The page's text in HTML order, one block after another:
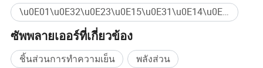
\u0E01\u0E32\u0E23\u0E15\u0E31\u0E14\u0E40\u0E09\u0E37\u0E2D\u0E19 CNC \u0E0A\u0E34\u0E49\u0E19\u0E2A\u0E48\u0E27\u0E19\u0E2D\u0E30\u0E25\u0E39\u0E21\u0E34\u0E40\u0E19\u0E35\u0E22\u0E21\u0E0A\u0E34\u0E49\u0E19\u0E2A\u0E48\u0E27\u0E19\u0E40\u0E04\u0E23\u0E37\u0E48\u0E2D\u0E07\u0E08\u0E31\u0E01\u0E23\u0E0A\u0E34\u0E49\u0E19\u0E2A\u0E48\u0E27\u0E19\u0E17\u0E35\u0E48\u0E01\u0E33\u0E2B\u0E19\u0E14\u0E40\u0E2D\u0E07\u0E2E\u0E32\u0E23\u0E4C\u0E14\u0E41\u0E27\u0E23\u0E4C\u0E0A\u0E34\u0E49\u0E19\u0E2A\u0E48\u0E27\u0E19\u0E01\u0E32\u0E23\u0E15\u0E31\u0E14\u0E40\u0E09\u0E37\u0E2D\u0E19\u0E0A\u0E34\u0E49\u0E19\u0E2A\u0E48\u0E27\u0E19 CNC \u0E0A\u0E34\u0E49\u0E19\u0E2A\u0E48\u0E27\u0E19\u0E01\u0E32\u0E23\u0E15\u0E31\u0E14\u0E40\u0E09\u0E37\u0E2D\u0E19 CNC \u0E01\u0E32\u0E23\u0E15\u0E31\u0E14\u0E40\u0E09\u0E37\u0E2D\u0E19\u0E0A\u0E34\u0E49\u0E19\u0E2A\u0E48\u0E27\u0E19\u0E42\u0E25\u0E2B\u0E30\u0E40\u0E04\u0E23\u0E37\u0E48\u0E2D\u0E07\u0E08\u0E31\u0E01\u0E23\u0E40\u0E04\u0E23\u0E37\u0E48\u0E2D\u0E07\u0E08\u0E31\u0E01\u0E23\u0E40\u0E04\u0E23\u0E37\u0E48\u0E2D\u0E07\u0E08\u0E31\u0E01\u0E23 \u0E0A\u0E34\u0E49\u0E19\u0E2A\u0E48\u0E27\u0E19 ซื้อจำนวนมาก
ซัพพลายเออร์ที่เกี่ยวข้อง
ชิ้นส่วนการทำความเย็น พลังส่วน